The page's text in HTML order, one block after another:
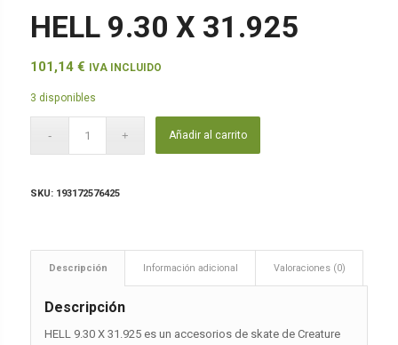
HELL 9.30 X 31.925
101,14 € IVA INCLUIDO
3 disponibles
Añadir al carrito
SKU: 193172576425
Descripción Información adicional Valoraciones (0)
Descripción
HELL 9.30 X 31.925 es un accesorios de skate de Creature